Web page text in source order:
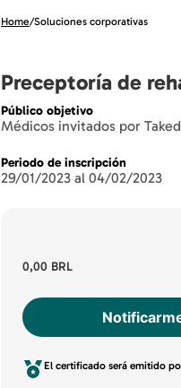
Home/Soluciones corporativas
Preceptoría de
Público objetivo
Médicos invitados por
Periodo de inscripción
29/01/2023 al 04/02/2023
0,00 BRL
El certificado será emitido